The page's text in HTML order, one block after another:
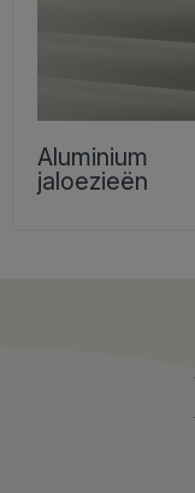
Aluminium
jaloezieën